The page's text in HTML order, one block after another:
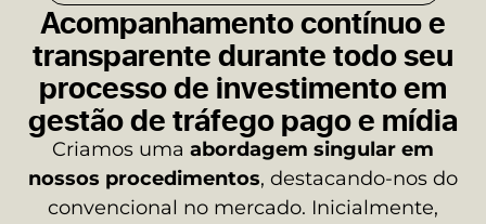
Acompanhamento contínuo e
transparente durante todo seu
processo de investimento em
gestão de tráfego pago e mídia
Criamos uma abordagem singular em
nossos procedimentos, destacando-nos do
convencional no mercado. Inicialmente,